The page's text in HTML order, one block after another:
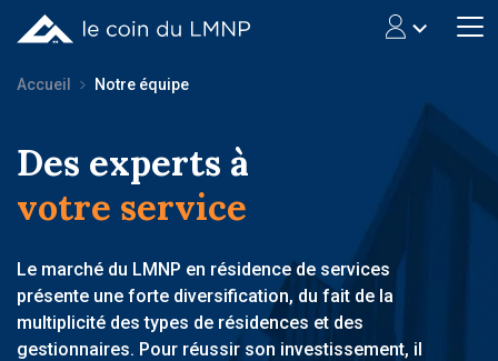
Accueil Notre équipe
Des experts à
votre service
Le marché du LMNP en résidence de services
présente une forte diversification, du fait de la
multiplicité des types de résidences et des
gestionnaires. Pour réussir son investissement, il